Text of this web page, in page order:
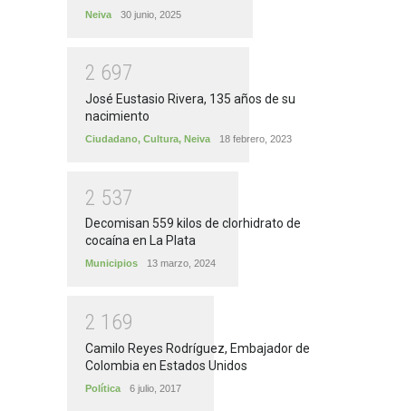
Neiva 30 junio, 2025
2 697
José Eustasio Rivera, 135 años de su
nacimiento
Ciudadano, Cultura, Neiva 18 febrero, 2023
2 537
Decomisan 559 kilos de clorhidrato de
cocaína en La Plata
Municipios 13 marzo, 2024
2 1 69
Camilo Reyes Rodríguez, Embajador de
Colombia en Estados Unidos
Política 6 julio, 2017